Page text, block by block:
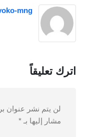
mng
اترك تعليقاً
لن يتم نشر عنوان
مشار إليها بـ *